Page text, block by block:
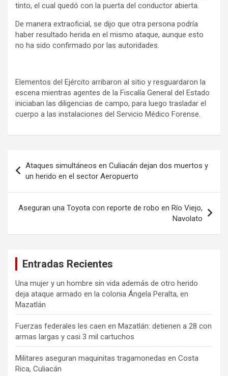
tinto, el cual quedó con la puerta del conductor abierta.
De manera extraoficial, se dijo que otra persona podría
haber resultado herida en el mismo ataque, aunque esto
no ha sido confirmado por las autoridades.
Elementos del Ejército arribaron al sitio y resguardaron la
escena mientras agentes de la Fiscalía General del Estado
iniciaban las diligencias de campo, para luego trasladar el
cuerpo a las instalaciones del Servicio Médico Forense.
de
entradas
Ataques simultáneos en Culiacán dejan dos muertos y
un herido en el sector Aeropuerto
Aseguran una Toyota con reporte de robo en Río Viejo,
Navolato
Entradas Recientes
Una mujer y un hombre sin vida además de otro herido
deja ataque armado en la colonia Ángela Peralta, en
Mazatlán
Fuerzas federales les caen en Mazatlán: detienen a 28 con
armas largas y casi 3 mil cartuchos
Militares aseguran maquinitas tragamonedas en Costa
Rica, Culiacán